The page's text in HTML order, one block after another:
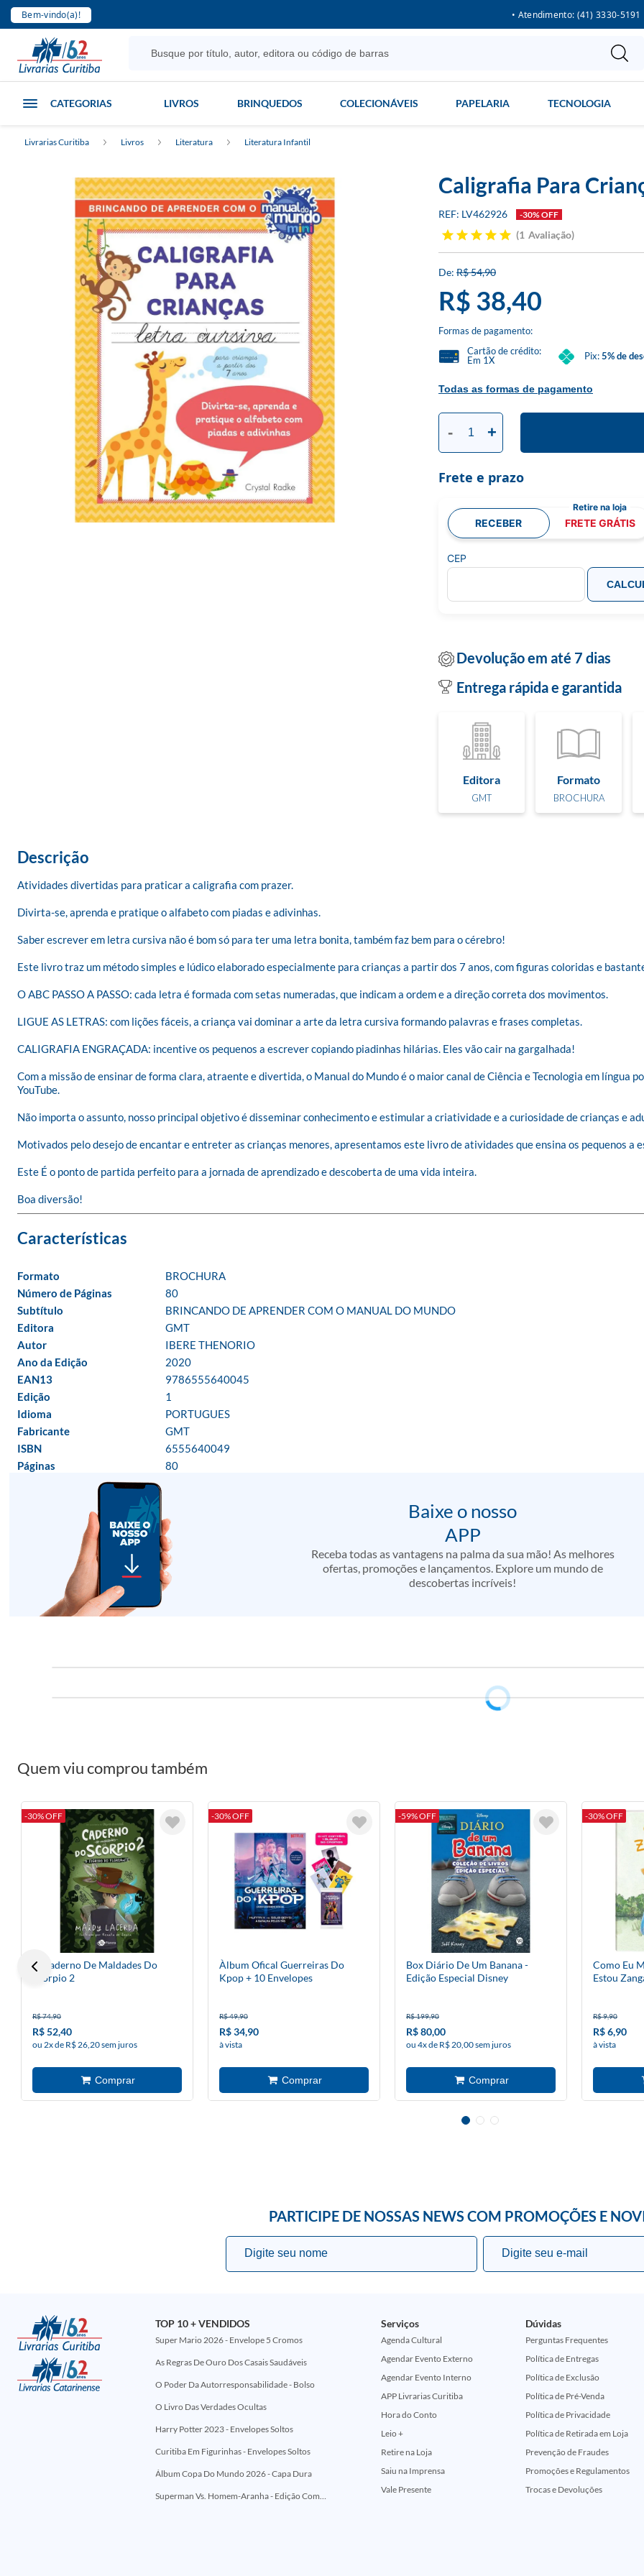
Bem-vindo(a)! • Atendimento: (41) 3330-5191
CATEGORIAS LIVROS BRINQUEDOS COLECIONÁVEIS PAPELARIA TECNOLOGIA
Livrarias Curitiba Livros Literatura Literatura Infantil
Caligrafia Para
LV462926 -30% OFF
1 Avaliação
R$ 54,90
R$ 38,40
Formas de pagamento:
Todas as formas de pagamento
Cartão de crédito:
Em 1X
Pix:5% de
- +
Frete e prazo
RECEBER FRETE GRÁTIS
CEP
Devolução em até 7 dias
Entrega rápida e garantida
Editora
GMT
Formato
BROCHURA
Descrição
Atividades divertidas para praticar a caligrafia com prazer.
Divirta-se, aprenda e pratique o alfabeto com piadas e adivinhas.
Saber escrever em letra cursiva não é bom só para ter uma letra bonita, também faz bem para o cérebro!
Este livro traz um método simples e lúdico elaborado especialmente para crianças a partir dos 7 anos, com figuras coloridas e
O ABC PASSO A PASSO: cada letra é formada com setas numeradas, que indicam a ordem e a direção correta dos movimentos.
LIGUE AS LETRAS: com lições fáceis, a criança vai dominar a arte da letra cursiva formando palavras e frases completas.
CALIGRAFIA ENGRAÇADA: incentive os pequenos a escrever copiando piadinhas hilárias. Eles vão cair na gargalhada!
Com a missão de ensinar de forma clara, atraente e divertida, o Manual do Mundo é o maior canal de Ciência e Tecnologia em língua
YouTube.
Não importa o assunto, nosso principal objetivo é disseminar conhecimento e estimular a criatividade e a curiosidade de crianças e
Motivados pelo desejo de encantar e entreter as crianças menores, apresentamos este livro de atividades que ensina os pequenos
Este É o ponto de partida perfeito para a jornada de aprendizado e descoberta de uma vida inteira.
Boa diversão!
Formato
BROCHURA
Número de Páginas
80
Subtítulo
BRINCANDO DE APRENDER COM O MANUAL DO MUNDO
Editora
GMT
Autor
IBERE THENORIO
Ano da Edição
2020
EAN13
9786555640045
Edição
1
Idioma
PORTUGUES
Fabricante
GMT
ISBN
6555640049
Páginas
80
Baixe o nosso
APP
Receba todas as vantagens na palma da sua mão! As melhores
ofertas, promoções e lançamentos. Explore um mundo de
descobertas incríveis!
Quem viu comprou também
-30% OFF
O Caderno De Maldades Do
Scorpio 2
R$ 74,90
R$ 52,40
ou 2x de R$ 26,20 sem juros
-30% OFF
Àlbum Ofical Guerreiras Do
Kpop + 10 Envelopes
R$ 49,90
R$ 34,90
à vista
-59% OFF
Box Diário De Um Banana -
Edição Especial Disney
R$ 199,90
R$ 80,00
ou 4x de R$ 20,00 sem juros
-30% OFF
Como Eu
Estou
R$ 9,90
R$ 6,90
à vista
PARTICIPE DE NOSSAS NEWS COM PROMOÇÕES E
TOP 10 + VENDIDOS
Super Mario 2026 - Envelope 5 Cromos
As Regras De Ouro Dos Casais Saudáveis
O Poder Da Autorresponsabilidade - Bolso
O Livro Das Verdades Ocultas
Harry Potter 2023 - Envelopes Soltos
Curitiba Em Figurinhas - Envelopes Soltos
Álbum Copa Do Mundo 2026 - Capa Dura
Superman Vs. Homem-Aranha - Edição Comemorativa 50 Anos (Encontros Clássicos Dc E Marvel)
Serviços
Agenda Cultural
Agendar Evento Externo
Agendar Evento Interno
APP Livrarias Curitiba
Hora do Conto
Leio +
Retire na Loja
Saiu na Imprensa
Vale Presente
Dúvidas
Perguntas Frequentes
Política de Entregas
Política de Exclusão
Política de Pré-Venda
Política de Privacidade
Política de Retirada em Loja
Prevenção de Fraudes
Promoções e Regulamentos
Trocas e Devoluções